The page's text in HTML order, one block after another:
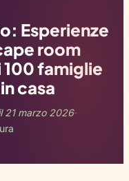
Esperienze
room
famiglie
casa
21 marzo 2026-